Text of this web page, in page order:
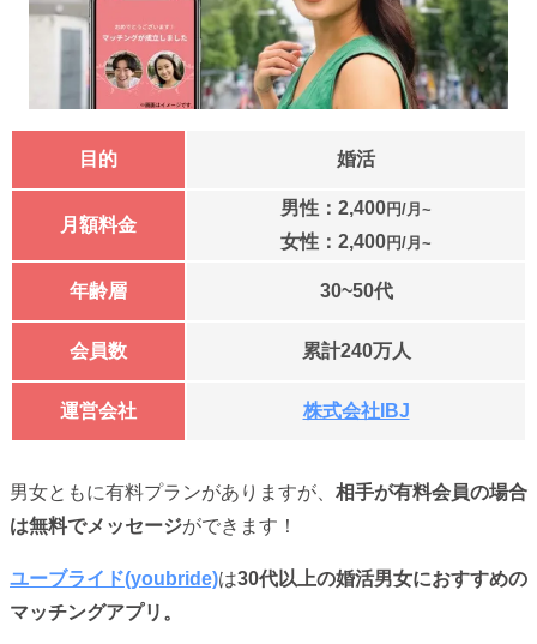
目的 婚活
月額料金
男性：2,400円/月~
女性： 2,400円/月~
年齢層 30~50代
会員数 累計240万人
運営会社 株式会社IBJ
男女ともに有料プランがありますが、 相手が有料会員の場合
は無料でメッセージができます！
ユーブライド(youbride)は30代以上の婚活男女におすすめの
マッチングアプリ。